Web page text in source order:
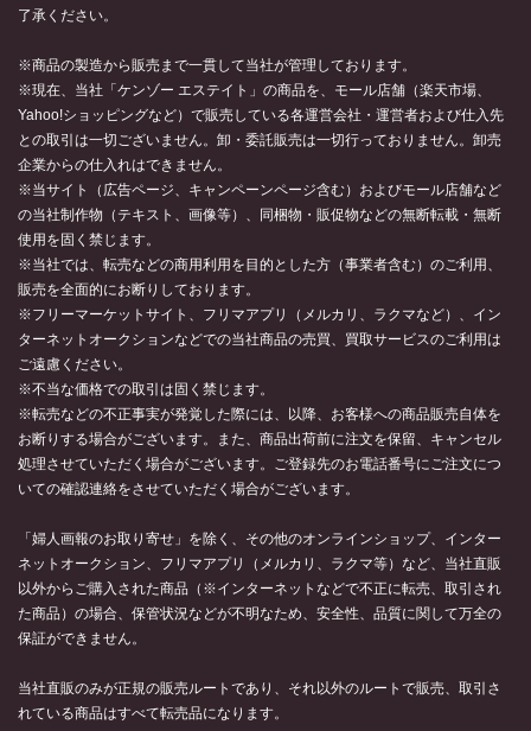
了承ください。
※商品の製造から販売まで一貫して当社が管理しております。
※現在、当社「ケンゾー エステイト」の商品を、モール店舗（楽天市場、
Yahoo!ショッピングなど）で販売している各運営会社・運営者および仕入先
との取引は一切ございません。卸・委託販売は一切行っておりません。卸売
企業からの仕入れはできません。
※当サイト（広告ページ、キャンペーンページ含む）およびモール店舗など
の当社制作物（テキスト、画像等）、同梱物・販促物などの無断転載・無断
使用を固く禁じます。
※当社では、転売などの商用利用を目的とした方（事業者含む）のご利用、
販売を全面的にお断りしております。
※フリーマーケットサイト、フリマアプリ（メルカリ、ラクマなど）、イン
ターネットオークションなどでの当社商品の売買、買取サービスのご利用は
ご遠慮ください。
※不当な価格での取引は固く禁じます。
※転売などの不正事実が発覚した際には、以降、お客様への商品販売自体を
お断りする場合がございます。また、商品出荷前に注文を保留、キャンセル
処理させていただく場合がございます。ご登録先のお電話番号にご注文につ
いての確認連絡をさせていただく場合がございます。
「婦人画報のお取り寄せ」を除く、その他のオンラインショップ、インター
ネットオークション、フリマアプリ（メルカリ、ラクマ等）など、当社直販
以外からご購入された商品（※インターネットなどで不正に転売、取引され
た商品）の場合、保管状況などが不明なため、安全性、品質に関して万全の
保証ができません。
当社直販のみが正規の販売ルートであり、それ以外のルートで販売、取引さ
れている商品はすべて転売品になります。